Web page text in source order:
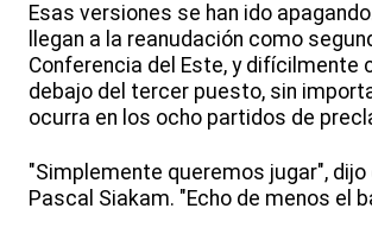
Esas versiones se han ido
llegan a la reanudación como
Conferencia del Este, y difícilmente
debajo del tercer puesto, sin
ocurra en los ocho partidos de
"Simplemente queremos jugar", dijo
Pascal Siakam. "Echo de menos el